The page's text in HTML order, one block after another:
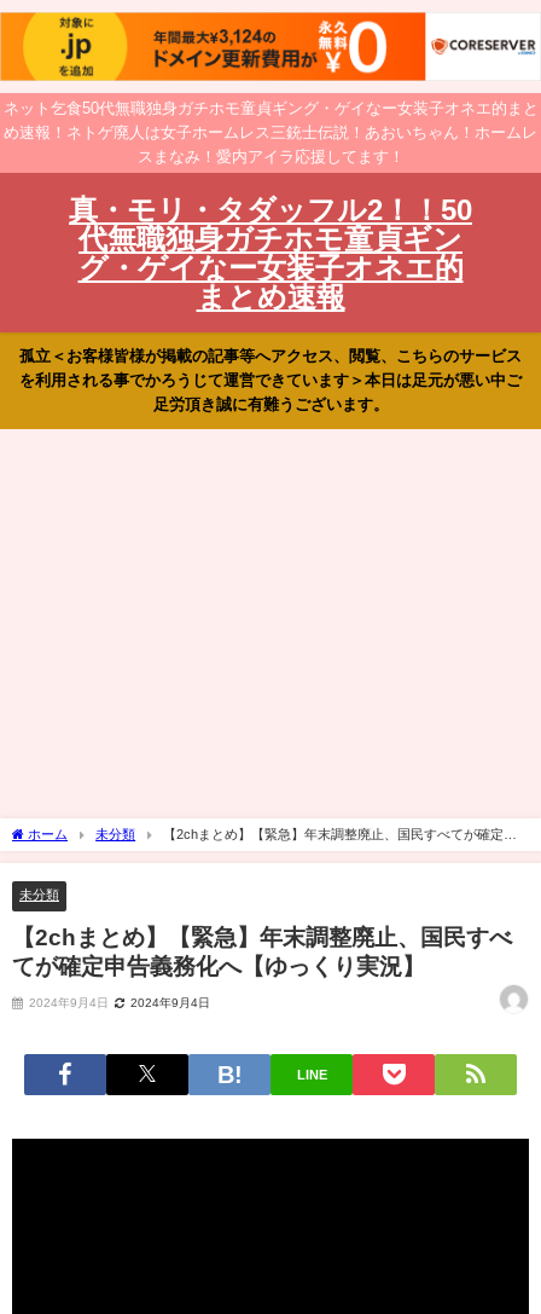
ネット乞食50代無職独身ガチホモ童貞ギング・ゲイなー女装子オネエ的まと
め速報！ネトゲ廃人は女子ホームレス三銃士伝説！あおいちゃん！ホームレ
スまなみ！愛内アイラ応援してます！
真・モリ・タダッフル2！！50
代無職独身ガチホモ童貞ギン
グ・ゲイなー女装子オネエ的
まとめ速報
孤立＜お客様皆様が掲載の記事等へアクセス、閲覧、こちらのサービス
を利用される事でかろうじて運営できています＞本日は足元が悪い中ご
足労頂き誠に有難うございます。
ホーム 未分類
【2chまとめ】【緊急】年末調整廃止、国民すべてが確定申
告義務化へ【ゆっくり実況】
未分類
【2chまとめ】【緊急】年末調整廃止、国民すべ
てが確定申告義務化へ【ゆっくり実況】
2024年9月4日 2024年9月4日
LINE